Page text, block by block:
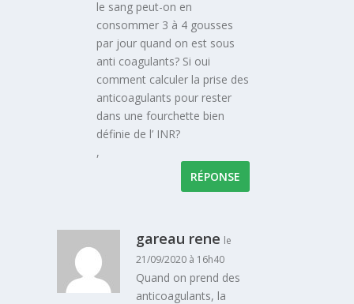
le sang peut-on en
consommer 3 à 4 gousses
par jour quand on est sous
anti coagulants? Si oui
comment calculer la prise des
anticoagulants pour rester
dans une fourchette bien
définie de l’ INR?
,
RÉPONSE
gareau rene le
21/09/2020 à 16h40
Quand on prend des
anticoagulants, la